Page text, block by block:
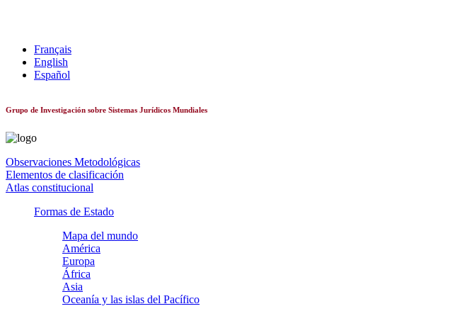
Français
English
Español
Grupo de Investigación sobre Sistemas Jurídicos Mundiales
Observaciones Metodológicas
Elementos de clasificación
Atlas constitucional
Formas de Estado
Mapa del mundo
América
Europa
África
Asia
Oceanía y las islas del Pacífico